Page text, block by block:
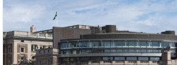
Nordmaling
Norsjö
Vilhelmina
Vindeln
Vännäs